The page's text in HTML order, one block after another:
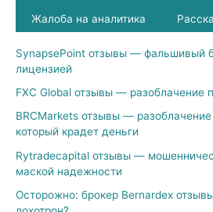
Жалоба на аналитика
SynapsePoint отзывы — фальшивый
лицензией
FXC Global отзывы — разоблачение
BRCMarkets отзывы —
который крадет деньги
Rytradecapital отзывы —
маской надежности
Осторожно: брокер Bernardex